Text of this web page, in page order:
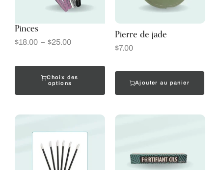
Pinces
$18.00 – $25.00
Choix des
options
Pierre de jade
$7.00
Ajouter au panier